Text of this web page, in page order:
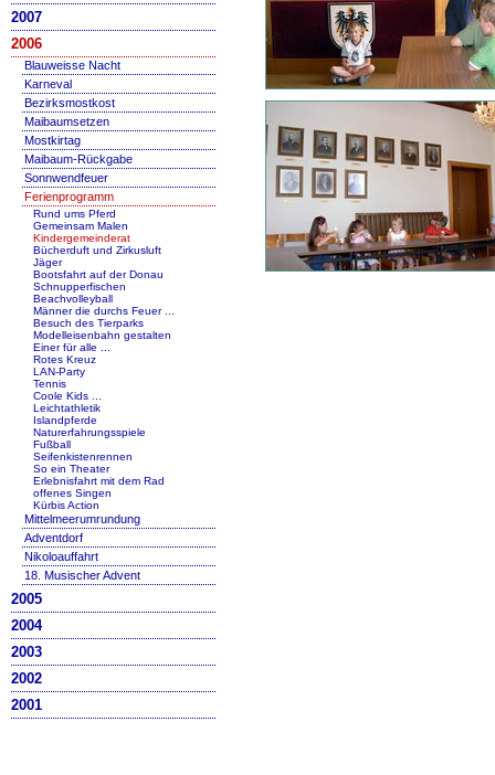
2007
2006
Blauweisse Nacht
Karneval
Bezirksmostkost
Maibaumsetzen
Mostkirtag
Maibaum-Rückgabe
Sonnwendfeuer
Ferienprogramm
Rund ums Pferd
Gemeinsam Malen
Kindergemeinderat
Bücherduft und Zirkusluft
Jäger
Bootsfahrt auf der Donau
Schnupperfischen
Beachvolleyball
Männer die durchs Feuer ...
Besuch des Tierparks
Modelleisenbahn gestalten
Einer für alle ...
Rotes Kreuz
LAN-Party
Tennis
Coole Kids ...
Leichtathletik
Islandpferde
Naturerfahrungsspiele
Fußball
Seifenkistenrennen
So ein Theater
Erlebnisfahrt mit dem Rad
offenes Singen
Kürbis Action
Mittelmeerumrundung
Adventdorf
Nikoloauffahrt
18. Musischer Advent
2005
2004
2003
2002
2001